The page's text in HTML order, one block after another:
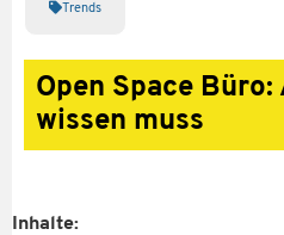
Trends
Open Space
wissen muss
Inhalte: